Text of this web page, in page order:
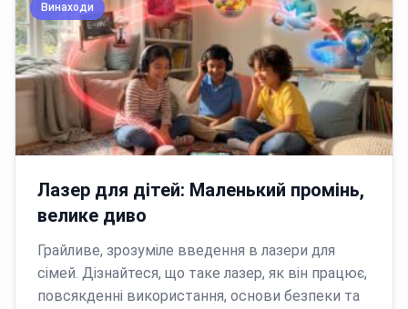
Винаходи
Лазер для дітей: Маленький промінь,
велике диво
Грайливе, зрозуміле введення в лазери для
сімей. Дізнайтеся, що таке лазер, як він працює,
повсякденні використання, основи безпеки та